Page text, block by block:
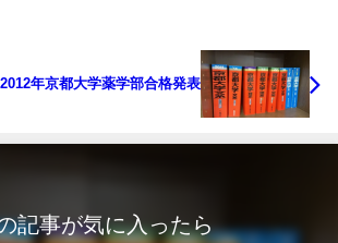
2012年京都大学薬学部合格発表
記事が気に入ったら